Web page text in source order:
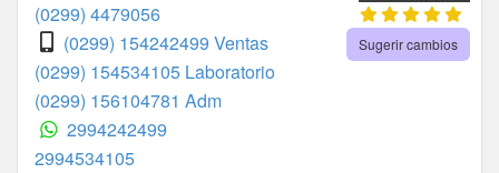
(0299) 4479056
(0299) 154242499 Ventas
(0299) 154534105 Laboratorio
(0299) 156104781 Adm
2994242499
2994534105
Sugerir cambios